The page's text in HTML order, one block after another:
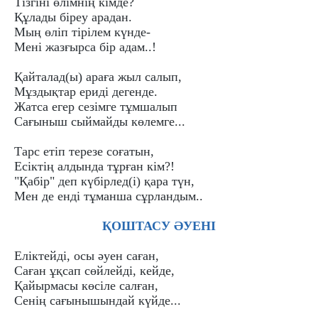
Құлады біреу арадан.
Мың өліп тірілем күнде-
Мені жазғырса бір адам..!
Қайталад(ы) араға жыл салып,
Мұздықтар ериді дегенде.
Жатса егер сезімге тұмшалып
Сағыныш сыймайды көлемге...
Тарс етіп терезе соғатын,
Есіктің алдында тұрған кім?!
"Қабір" деп күбірлед(і) қара түн,
Мен де енді тұманша сұрландым..
ҚОШТАСУ ӘУЕНІ
Еліктейді, осы әуен саған,
Саған ұқсап сөйлейді, кейде,
Қайырмасы көсіле салған,
Сенің сағынышындай күйде...